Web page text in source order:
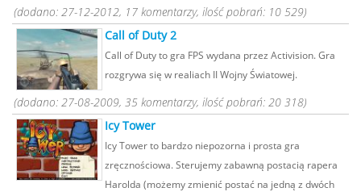
(dodano: 27-12-2012, 17 komentarzy, ilość pobrań: 10 529)
Call of Duty 2
Call of Duty to gra FPS wydana przez Activision. Gra
rozgrywa się w realiach II Wojny Światowej.
(dodano: 27-08-2009, 35 komentarzy, ilość pobrań: 20 318)
Icy Tower
Icy Tower to bardzo niepozorna i prosta gra
zręcznościowa. Sterujemy zabawną postacią rapera
Harolda (możemy zmienić postać na jedną z dwóch